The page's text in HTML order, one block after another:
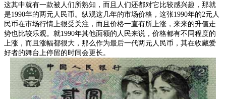
这其中就有一款被人们所熟知，而且人们还都对它比较感兴趣，那就
是1990年的两元人民币。纵观这几年的市场价格，这张1990年的2元人
民币在市场行情上很受关注，而且价格一直有所上涨，来来的升值走
势也比较乐观。就1990年其他面额的人民来说，价格都有不同程度的
上涨，而且涨幅都很大，那么作为最后一代两元人民币，其在收藏爱
好者的舞台上停留的时间会更长。